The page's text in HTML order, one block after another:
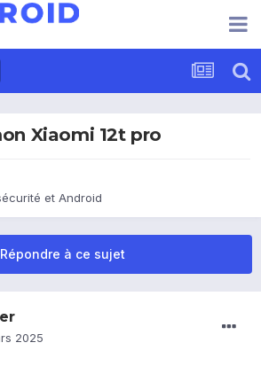
Xiaomi 12t pro
et Android
Répondre à ce sujet
2025